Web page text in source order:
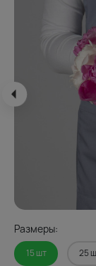
Размеры:
15 шт 25